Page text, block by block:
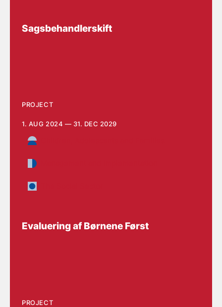
Sagsbehandlerskift
PROJECT
1. AUG 2024 — 31. DEC 2029
Evaluering af Børnene Først
PROJECT